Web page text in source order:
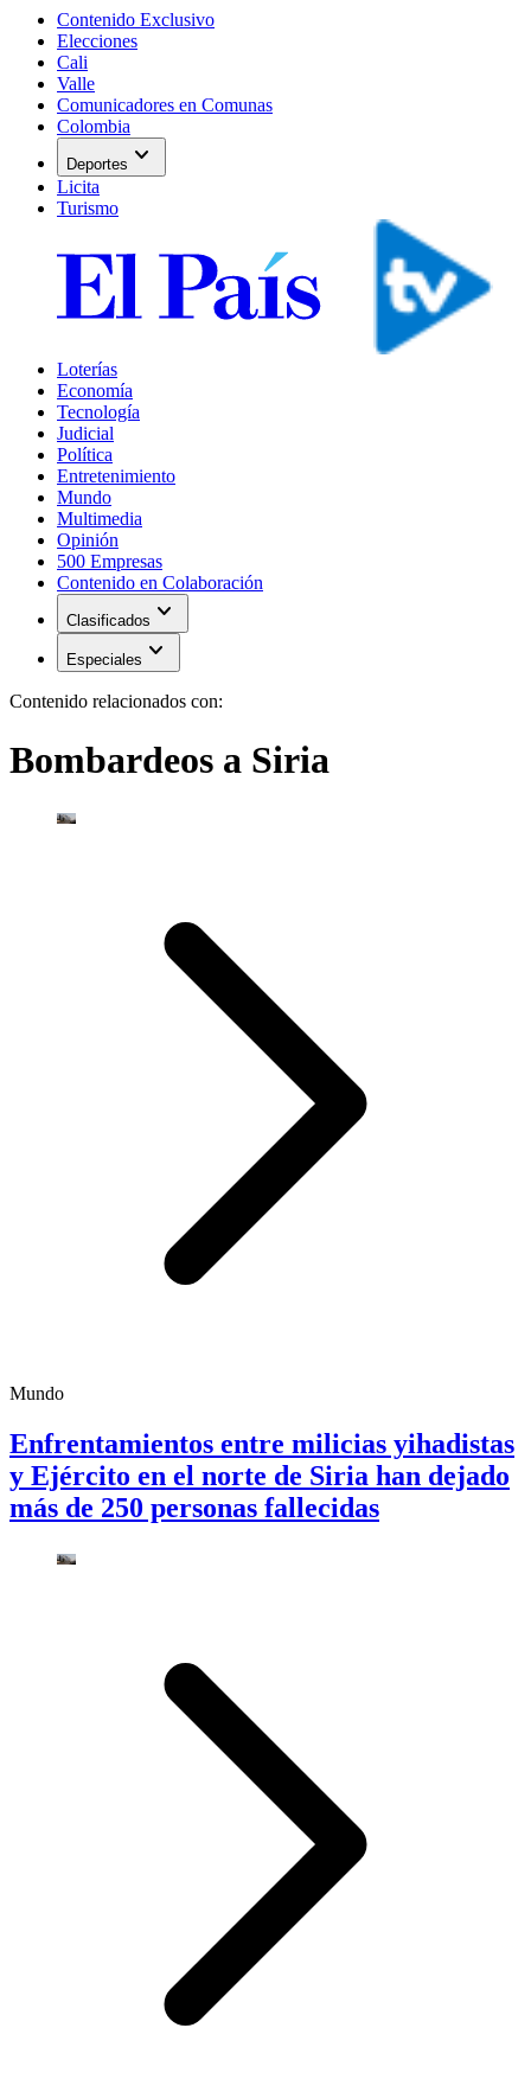
Contenido Exclusivo
Elecciones
Cali
Valle
Comunicadores en Comunas
Colombia
Deportes expand_more
Licita
Turismo
Loterías
Economía
Tecnología
Judicial
Política
Entretenimiento
Mundo
Multimedia
Opinión
500 Empresas
Contenido en Colaboración
Clasificados expand_more
Especiales expand_more
Contenido relacionados con:
Bombardeos a Siria
Mundo
Enfrentamientos entre milicias yihadistas
y Ejército en el norte de Siria han dejado
más de 250 personas fallecidas